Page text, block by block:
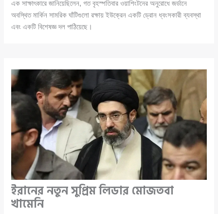
এক সাক্ষাৎকারে জানিয়েছিলেন, গত বৃহস্পতিবার ওয়াশিংটনের অনুরোধে জর্ডানে
অবস্থিত মার্কিন সামরিক ঘাঁটিগুলো রক্ষায় ইউক্রেন একটি ড্রোন ধ্বংসকারী ব্যবস্থা
এবং একটি বিশেষজ্ঞ দল পাঠিয়েছে।
ইরানের নতুন সুপ্রিম লিডার মোজতবা
খামেনি